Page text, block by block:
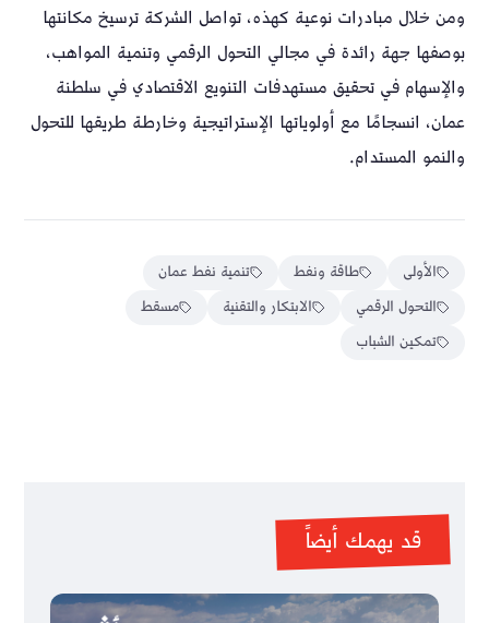
ومن خلال مبادرات نوعية كهذه، تواصل الشركة ترسيخ مكانتها
بوصفها جهة رائدة في مجالي التحول الرقمي وتنمية المواهب،
والإسهام في تحقيق مستهدفات التنويع الاقتصادي في سلطنة
عمان، انسجامًا مع أولوياتها الإستراتيجية وخارطة طريقها للتحول
والنمو المستدام.
الأولى طاقة ونفط
تنمية نفط عمان
التحول الرقمي
الابتكار والتقنية
مسقط
تمكين الشباب
قد يهمك أيضاً